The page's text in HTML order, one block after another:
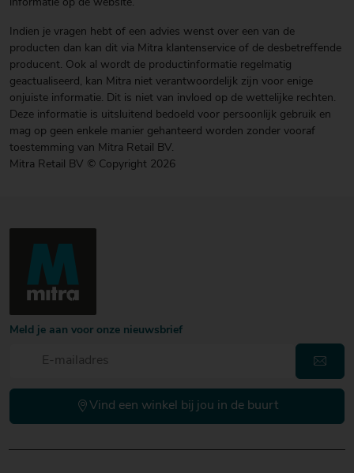
informatie op de website.
Indien je vragen hebt of een advies wenst over een van de
producten dan kan dit via Mitra klantenservice of de desbetreffende
producent. Ook al wordt de productinformatie regelmatig
geactualiseerd, kan Mitra niet verantwoordelijk zijn voor enige
onjuiste informatie. Dit is niet van invloed op de wettelijke rechten.
Deze informatie is uitsluitend bedoeld voor persoonlijk gebruik en
mag op geen enkele manier gehanteerd worden zonder vooraf
toestemming van Mitra Retail BV.
Mitra Retail BV © Copyright 2026
Meld je aan voor onze nieuwsbrief
Vind een winkel bij jou in de buurt